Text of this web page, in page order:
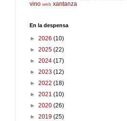
vino web xantanza
En la despensa
► 2026 (10)
► 2025 (22)
► 2024 (17)
► 2023 (12)
► 2022 (18)
► 2021 (10)
► 2020 (26)
► 2019 (25)